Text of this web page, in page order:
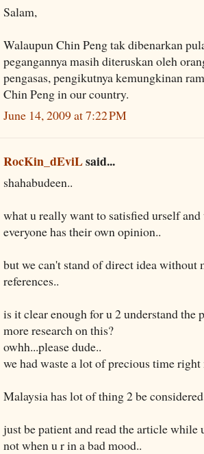
Salam,
Walaupun Chin Peng tak dibenarkan
pegangannya masih diteruskan oleh
pengasas, pengikutnya kemungkinan
Chin Peng in our country.
June 14, 2009 at 7:22 PM
RocKin_dEviLsaid...
shahabudeen..
what u really want to satisfied urself
everyone has their own opinion..
but we can't stand of direct idea without
references..
is it clear enough for u 2 understand the
more research on this?
owhh...please dude..
we had waste a lot of precious time right
Malaysia has lot of thing 2 be
just be patient and read the article while
not when u r in a bad mood..